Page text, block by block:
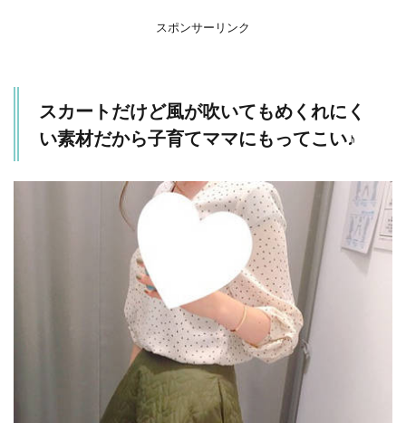
スポンサーリンク
スカートだけど風が吹いてもめくれにく
い素材だから子育てママにもってこい♪